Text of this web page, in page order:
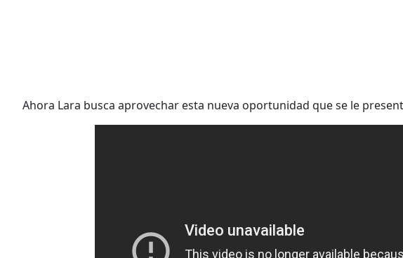
Ahora Lara busca aprovechar esta nueva oportunidad que se le